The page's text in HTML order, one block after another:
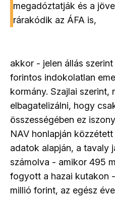
megadóztatják és a
rárakódik az ÁFA is,
akkor - jelen állás
forintos indokolatlan
kormány. Szajlai szerint,
elbagatelizálni, hogy
összességében ez
NAV honlapján
adatok alapján, a tavaly
számolva - amikor 495
fogyott a hazai kutakon
millió forint, az egész